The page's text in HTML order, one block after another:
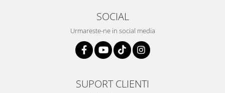
Imprimante, Scanere &
SOCIAL
Urmareste-ne in social media
SUPORT CLIENTI